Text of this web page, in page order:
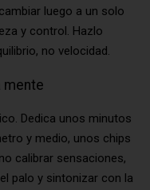
luego a un solo
y control. Hazlo
no velocidad.
mente
Dedica unos minutos
y medio, unos chips
calibrar sensaciones,
palo y sintonizar con la